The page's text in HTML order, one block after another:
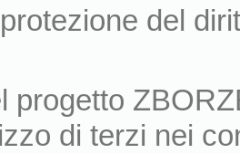
del
progetto
di terzi nei